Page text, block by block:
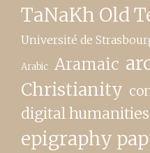
TaNaKh Old
Université de
Arabic Aramaic
Christianity
digital humanities
epigraphy